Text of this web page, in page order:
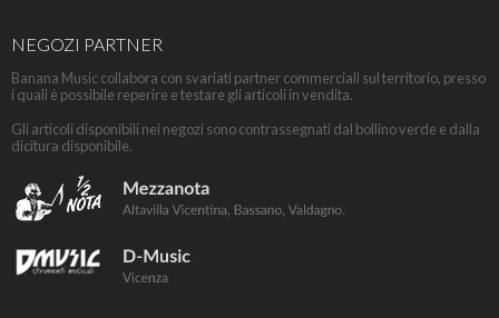
NEGOZI PARTNER
Banana Music collabora con svariati partner commerciali sul territorio, presso
i quali è possibile reperire e testare gli articoli in vendita.
Gli articoli disponibili nei negozi sono contrassegnati dal bollino verde e dalla
dicitura disponibile.